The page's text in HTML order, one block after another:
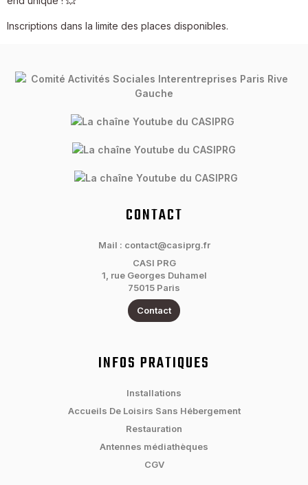
Inscriptions dans la limite des places disponibles.
CONTACT
Mail : contact@casiprg.fr
CASI PRG
1, rue Georges Duhamel
75015 Paris
Contact
INFOS PRATIQUES
Installations
Accueils De Loisirs Sans Hébergement
Restauration
Antennes médiathèques
CGV